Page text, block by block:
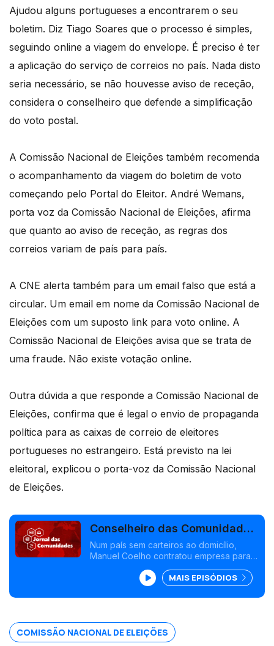
Ajudou alguns portugueses a encontrarem o seu
boletim. Diz Tiago Soares que o processo é simples,
seguindo online a viagem do envelope. É preciso é ter
a aplicação do serviço de correios no país. Nada disto
seria necessário, se não houvesse aviso de receção,
considera o conselheiro que defende a simplificação
do voto postal.
A Comissão Nacional de Eleições também recomenda
o acompanhamento da viagem do boletim de voto
começando pelo Portal do Eleitor. André Wemans,
porta voz da Comissão Nacional de Eleições, afirma
que quanto ao aviso de receção, as regras dos
correios variam de país para país.
A CNE alerta também para um email falso que está a
circular. Um email em nome da Comissão Nacional de
Eleições com um suposto link para voto online. A
Comissão Nacional de Eleições avisa que se trata de
uma fraude. Não existe votação online.
Outra dúvida a que responde a Comissão Nacional de
Eleições, confirma que é legal o envio de propaganda
política para as caixas de correio de eleitores
portugueses no estrangeiro. Está previsto na lei
eleitoral, explicou o porta-voz da Comissão Nacional
de Eleições.
Conselheiro das Comunidades
na Namíbia assume papel de
carteiro
Num país sem carteiros ao domicílio,
Manuel Coelho contratou empresa para
portugueses. Nos Países Baixos,
carteiros há, alertas para avisos de
recepção é que não. Edição Isabel
MAIS EPISÓDIOS
COMISSÃO NACIONAL DE ELEIÇÕES